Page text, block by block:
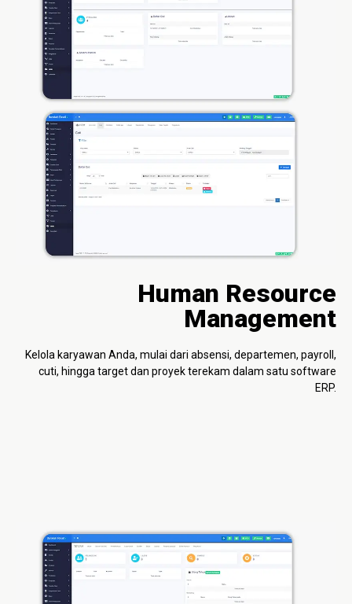
Human Resource
Management
Kelola karyawan Anda, mulai dari absensi, departemen, payroll,
cuti, hingga target dan proyek terekam dalam satu software
ERP.